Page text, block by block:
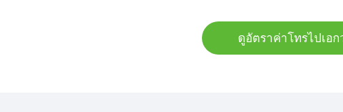
ดูอัตราค่าโทรไปเอ